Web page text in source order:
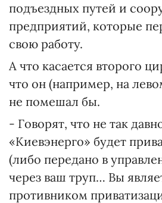
подъездных путей и
предприятий, которые
свою работу.
А что касается второго
что он (например, на
не помешал бы.
- Говорят, что не так
«Киевэнерго» будет
(либо передано в
через ваш труп… Вы
противником